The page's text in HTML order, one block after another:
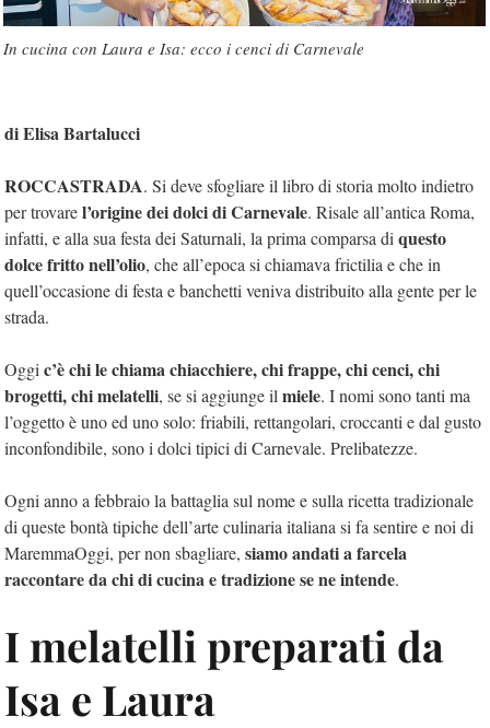
In cucina con Laura e Isa: ecco i cenci di Carnevale
di Elisa Bartalucci
ROCCASTRADA. Si deve sfogliare il libro di storia molto indietro
per trovarel’origine dei dolci di Carnevale. Risale all’antica Roma,
infatti, e alla sua festa dei Saturnali, la prima comparsa di questo
dolce fritto nell’olio, che all’epoca si chiamava frictilia e che in
quell’occasione di festa e banchetti veniva distribuito alla gente per le
strada.
Oggi c’è chi le chiama chiacchiere, chi frappe, chi cenci, chi
brogetti, chi melatelli, se si aggiunge il miele. I nomi sono tanti ma
l’oggetto è uno ed uno solo: friabili, rettangolari, croccanti e dal gusto
inconfondibile, sono i dolci tipici di Carnevale. Prelibatezze.
Ogni anno a febbraio la battaglia sul nome e sulla ricetta tradizionale
di queste bontà tipiche dell’arte culinaria italiana si fa sentire e noi di
MaremmaOggi, per non sbagliare, siamo andati a farcela
raccontare da chi di cucina e tradizione se ne intende.
I melatelli preparati da
Isa e Laura